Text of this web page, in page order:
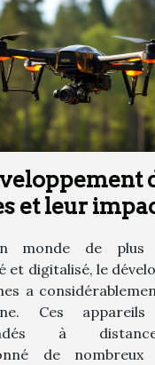
et leur
monde de plus
et digitalisé, le
a
Ces appareils
à
de nombreux